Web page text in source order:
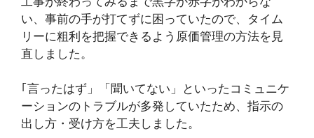
い、事前の手が打てずに困っていたので、タイム
リーに粗利を把握できるよう原価管理の方法を見
直しました。
｢言ったはず」「聞いてない」といったコミュニケ
ーションのトラブルが多発していたため、指示の
出し方・受け方を工夫しました。